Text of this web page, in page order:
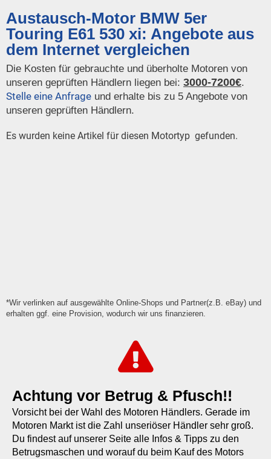
Austausch-Motor BMW 5er
Touring E61 530 xi: Angebote aus
dem Internet vergleichen
Die Kosten für gebrauchte und überholte Motoren von
unseren geprüften Händlern liegen bei: 3000-7200€.
Stelle eine Anfrage und erhalte bis zu 5 Angebote von
unseren geprüften Händlern.
Es wurden keine Artikel für diesen Motortyp gefunden.
*Wir verlinken auf ausgewählte Online-Shops und Partner(z.B. eBay) und
erhalten ggf. eine Provision, wodurch wir uns finanzieren.
Achtung vor Betrug & Pfusch!!
Vorsicht bei der Wahl des Motoren Händlers. Gerade im
Motoren Markt ist die Zahl unseriöser Händler sehr groß.
Du findest auf unserer Seite alle Infos & Tipps zu den
Betrugsmaschen und worauf du beim Kauf des Motors